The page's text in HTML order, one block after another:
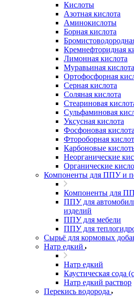
Кислоты
Азотная кислота
Аминокислоты
Борная кислота
Кремнефторидная
Лимонная кислота
Муравьиная кислота
Ортофосфорная
Серная кислота
Соляная кислота
Стеариновая
Сульфаминовая
Уксусная кислота
Фосфоновая кислота
Фтороборная
Карбоновые
Неорганические
Органические
Компоненты для ППУ и
Компоненты для
ППУ для
изделий
ППУ для мебели
ППУ для
Сырьё для кормовых
Натр едкий
Натр едкий
Каустическая сода
Натр едкий раствор
Перекись водорода